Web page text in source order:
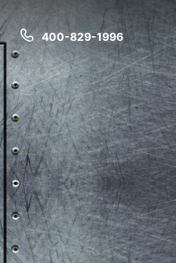
400-829-1996